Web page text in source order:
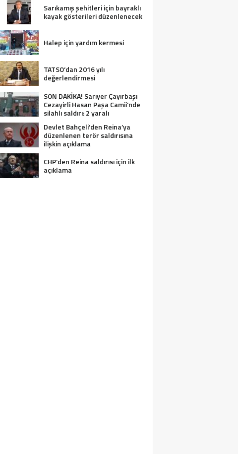
Sarıkamış şehitleri için bayraklı
kayak gösterileri düzenlenecek
Halep için yardım kermesi
TATSO’dan 2016 yılı
değerlendirmesi
SON DAKİKA! Sarıyer Çayırbaşı
Cezayirli Hasan Paşa Camii’nde
silahlı saldırı: 2 yaralı
Devlet Bahçeli’den Reina’ya
düzenlenen terör saldırısına
ilişkin açıklama
CHP’den Reina saldırısı için ilk
açıklama